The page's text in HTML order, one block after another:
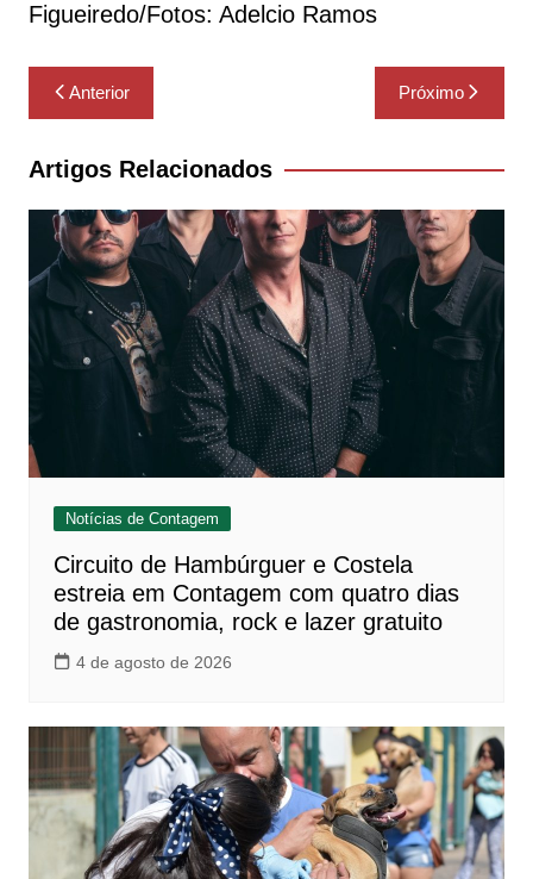
Figueiredo/Fotos: Adelcio Ramos
Navegação
de
Post
Anterior Próximo
Artigos Relacionados
Notícias de Contagem
Circuito de Hambúrguer e Costela
estreia em Contagem com quatro dias
de gastronomia, rock e lazer gratuito
4 de agosto de 2026